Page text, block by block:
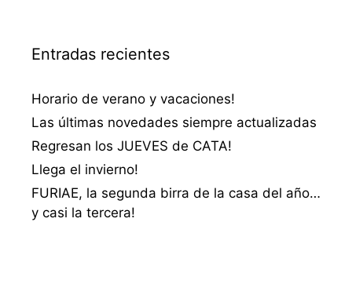
Entradas recientes
Horario de verano y vacaciones!
Las últimas novedades siempre actualizadas
Regresan los JUEVES de CATA!
Llega el invierno!
FURIAE, la segunda birra de la casa del año…
y casi la tercera!